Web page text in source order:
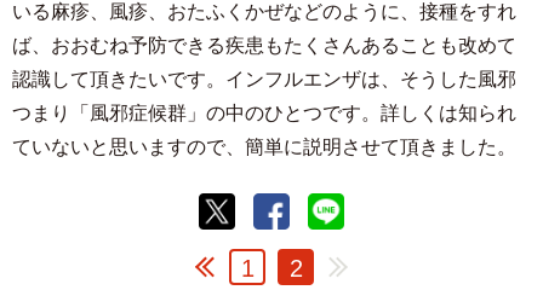
いる麻疹、風疹、おたふくかぜなどのように、接種をすれ
ば、おおむね予防できる疾患もたくさんあることも改めて
認識して頂きたいです。インフルエンザは、そうした風邪
つまり「風邪症候群」の中のひとつです。詳しくは知られ
ていないと思いますので、簡単に説明させて頂きました。
1 2